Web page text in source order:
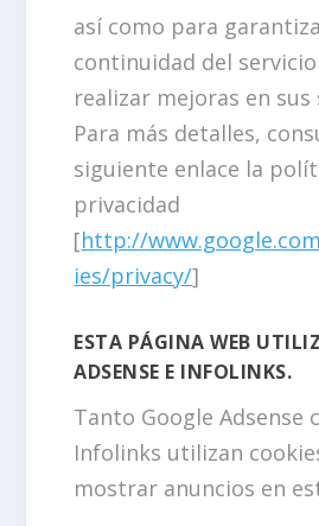
así como para
continuidad del
realizar mejoras en sus
Para más detalles,
siguiente enlace la
privacidad
[http://
ies/privacy/]
ESTA PÁGINA WEB
ADSENSE E INFOLINKS.
Tanto Google Adsense
Infolinks utilizan
mostrar anuncios en